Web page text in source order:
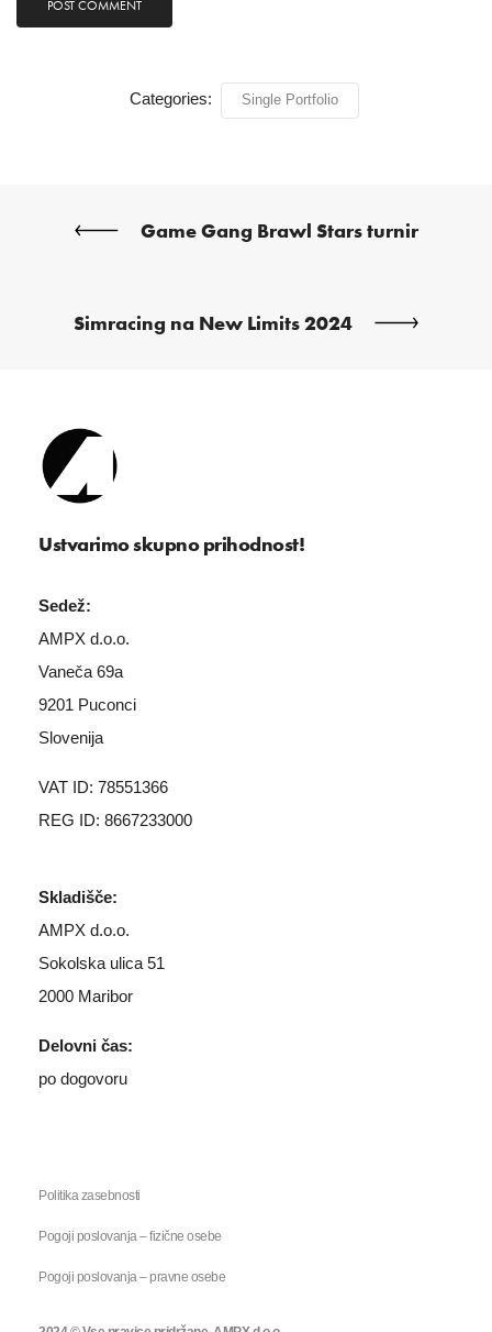
Categories: Single Portfolio
Game Gang Brawl Stars turnir
Simracing na New Limits 2024
Ustvarimo skupno prihodnost!
Sedež:
AMPX d.o.o.
Vaneča 69a
9201 Puconci
Slovenija
VAT ID: 78551366
REG ID: 8667233000
Skladišče:
AMPX d.o.o.
Sokolska ulica 51
2000 Maribor
Delovni čas:
po dogovoru
Politika zasebnosti
Pogoji poslovanja – fizične osebe
Pogoji poslovanja – pravne osebe